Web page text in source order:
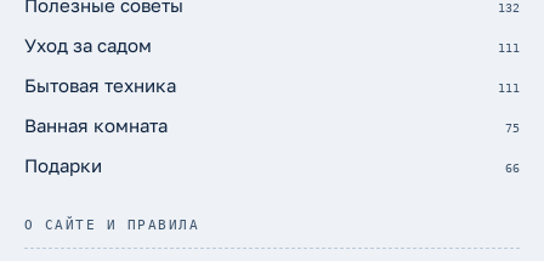
Полезные советы 132
Уход за садом 111
Бытовая техника 111
Ванная комната 75
Подарки 66
О САЙТЕ И ПРАВИЛА